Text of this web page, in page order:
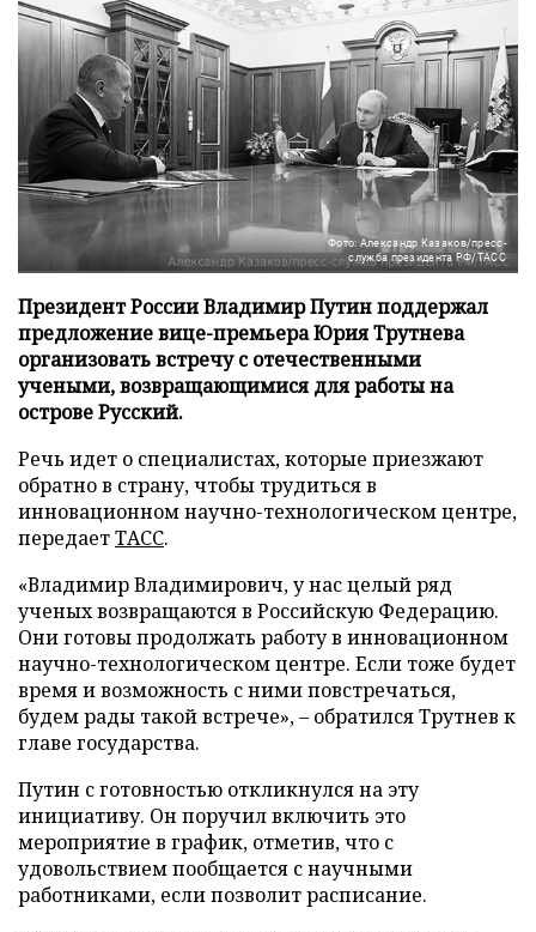
Фото: Александр Казаков/пресс-
служба президента РФ/ТАСС
Президент России Владимир Путин поддержал
предложение вице-премьера Юрия Трутнева
организовать встречу с отечественными
учеными, возвращающимися для работы на
острове Русский.
Речь идет о специалистах, которые приезжают
обратно в страну, чтобы трудиться в
инновационном научно-технологическом центре,
передаетТАСС.
«Владимир Владимирович, у нас целый ряд
ученых возвращаются в Российскую Федерацию.
Они готовы продолжать работу в инновационном
научно-технологическом центре. Если тоже будет
время и возможность с ними повстречаться,
будем рады такой встрече», – обратился Трутнев к
главе государства.
Путин с готовностью откликнулся на эту
инициативу. Он поручил включить это
мероприятие в график, отметив, что с
удовольствием пообщается с научными
работниками, если позволит расписание.